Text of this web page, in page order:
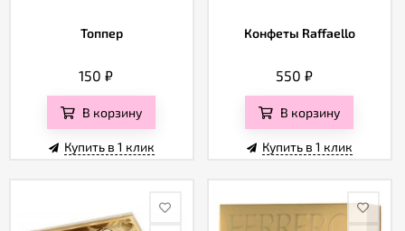
Топпер
150₽
В корзину
Купить в 1 клик
Конфеты Raffaello
550 ₽
В корзину
Купить в 1 клик